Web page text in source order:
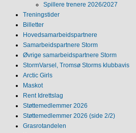
Spillere trenere 2026/2027
Treningstider
Billetter
Hovedsamarbeidspartnere
Samarbeidspartnere Storm
Øvrige samarbeidspartnere Storm
StormVarsel, Tromsø Storms klubbavis
Arctic Girls
Maskot
Rent Idrettslag
Støttemedlemmer 2026
Støttemedlemmer 2026 (side 2/2)
Grasrotandelen